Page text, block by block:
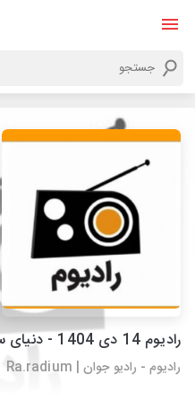
رادیوم 14 دی 1404 - دنیای سنگ‌ها - دکتر علیزاده
رادیوم - رادیو جوان | Ra.radium